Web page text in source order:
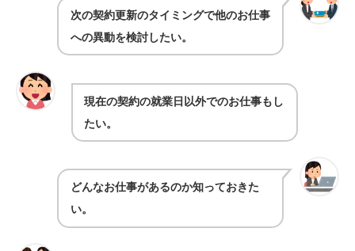
次の契約更新のタイミングで他のお仕事
への異動を検討したい。
現在の契約の就業日以外でのお仕事もし
たい。
どんなお仕事があるのか知っておきた
い。